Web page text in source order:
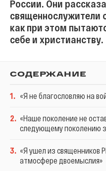
России. Они
священнослужители
как при этом
себе и христианству.
СОДЕРЖАНИЕ
1. «Я не благословляю на
2. «Наше поколение не
следующему поколению
3. «Я ушел из священников
атмосфере двоемыслия»